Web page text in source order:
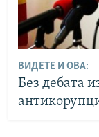
ВИДЕТЕ И ОВА:
Без дебата